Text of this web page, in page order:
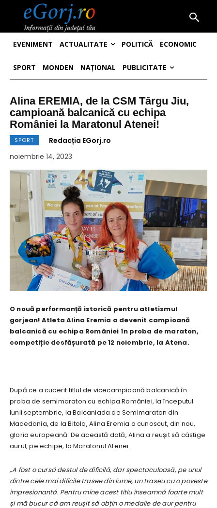
EVENIMENT ACTUALITATE POLITICĂ ECONOMIC
SPORT MONDEN NAȚIONAL PUBLICITATE
Alina EREMIA, de la CSM Târgu Jiu,
campioană balcanică cu echipa
României la Maratonul Atenei!
SPORT
Redacția EGorj.ro
noiembrie 14, 2023
O nouă performanță istorică pentru atletismul
gorjean! Atleta Alina Eremia a devenit campioană
balcanică cu echipa României în proba de maraton,
competiție desfășurată pe 12 noiembrie, la Atena.
După ce a cucerit titlul de vicecampioană balcanică în
proba de semimaraton cu echipa României, la începutul
lunii septembrie, la Balcaniada de Semimaraton din
Macedonia, de la Bitola, Alina Eremia a cunoscut, din nou,
gloria europeană. De această dată, Alina a reușit să câștige
aurul, pe echipe, la Maratonul Atenei.
„A fost o cursă destul de dificilă, dar spectaculoasă, pe unul
dintre cele mai dificile trasee din lume, un traseu cu o poveste
impresionantă. Pentru mine acest titlu înseamnă foarte mult
și mă bucur că am reușit să obțin o medalie de aur pentru